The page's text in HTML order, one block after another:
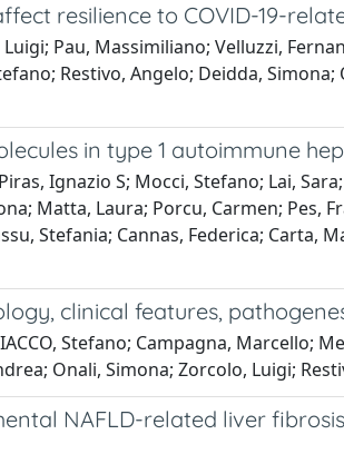
resilience to COVID-19-
Pau, Massimiliano; Velluzzi,
Restivo, Angelo; Deidda,
in type 1 autoimmune
Ignazio S; Mocci, Stefano; Lai,
Matta, Laura; Porcu, Carmen; Pes,
Stefania; Cannas, Federica; Carta,
clinical features,
Stefano; Campagna, Marcello;
Onali, Simona; Zorcolo, Luigi;
NAFLD-related liver fibrosis